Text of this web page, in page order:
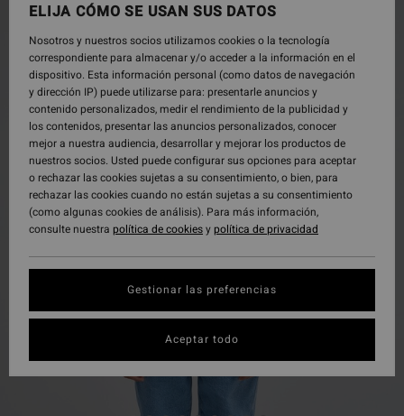
ELIJA CÓMO SE USAN SUS DATOS
Nosotros y nuestros socios utilizamos cookies o la tecnología
correspondiente para almacenar y/o acceder a la información en el
dispositivo. Esta información personal (como datos de navegación
y dirección IP) puede utilizarse para: presentarle anuncios y
contenido personalizados, medir el rendimiento de la publicidad y
los contenidos, presentar las anuncios personalizados, conocer
mejor a nuestra audiencia, desarrollar y mejorar los productos de
nuestros socios. Usted puede configurar sus opciones para aceptar
o rechazar las cookies sujetas a su consentimiento, o bien, para
rechazar las cookies cuando no están sujetas a su consentimiento
(como algunas cookies de análisis). Para más información,
consulte nuestra política de cookiesypolítica de privacidad
Gestionar las preferencias
Aceptar todo